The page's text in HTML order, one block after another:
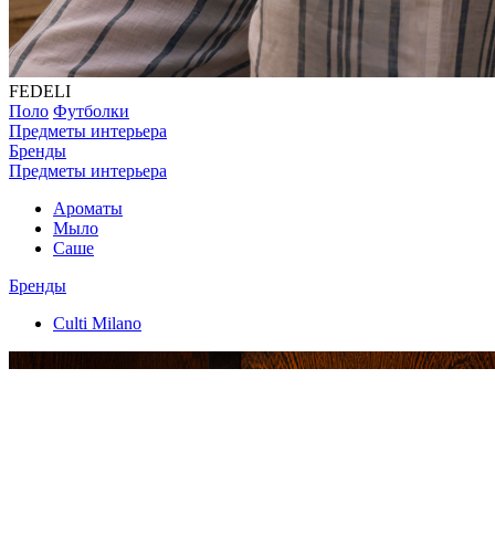
FEDELI
Поло Футболки
Предметы интерьера
Бренды
Предметы интерьера
Ароматы
Мыло
Саше
Бренды
Culti Milano